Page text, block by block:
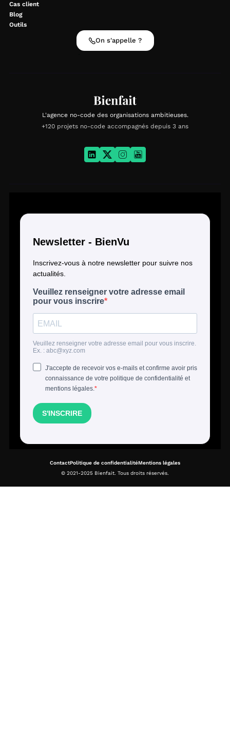
L'agence no-code des organisations ambitieuses.
+120 projets no-code accompagnés depuis 3 ans
Cas client
Blog
Outils
On s'appelle ?
© 2021-2025 Bienfait. Tous droits réservés.
ContactPolitique de confidentialitéMentions légales